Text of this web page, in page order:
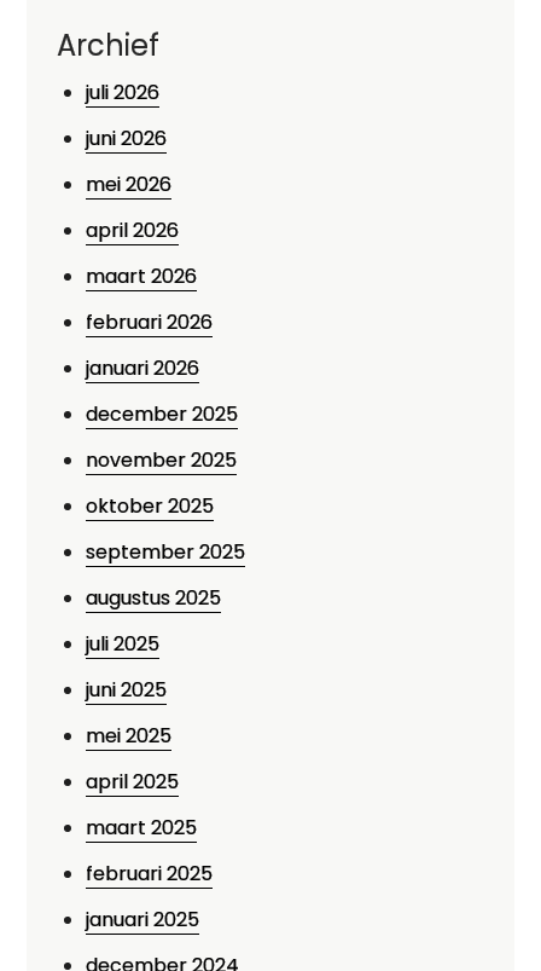
Archief
juli 2026
juni 2026
mei 2026
april 2026
maart 2026
februari 2026
januari 2026
december 2025
november 2025
oktober 2025
september 2025
augustus 2025
juli 2025
juni 2025
mei 2025
april 2025
maart 2025
februari 2025
januari 2025